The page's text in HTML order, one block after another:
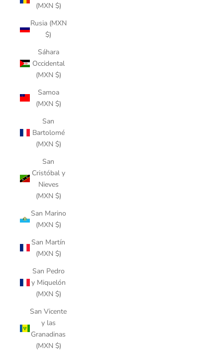
(MXN $)
Rusia (MXN
$)
Sáhara
Occidental
(MXN $)
Samoa
(MXN $)
San
Bartolomé
(MXN $)
San
Cristóbal y
Nieves
(MXN $)
San Marino
(MXN $)
San Martín
(MXN $)
San Pedro
y Miquelón
(MXN $)
San Vicente
y las
Granadinas
(MXN $)